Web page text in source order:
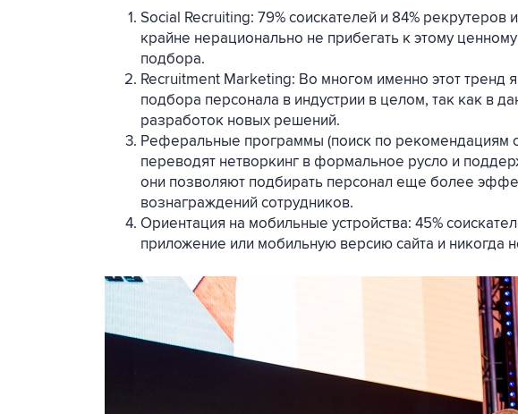
Social Recruiting: 79% соискателей и 84% рекрутеров
крайне нерационально не прибегать к этому
подбора.
Recruitment Marketing: Во многом именно этот тренд
подбора персонала в индустрии в целом, так как в
разработок новых решений.
Реферальные программы (поиск по рекомендациям
переводят нетворкинг в формальное русло и
они позволяют подбирать персонал еще более
вознаграждений сотрудников.
Ориентация на мобильные устройства: 45%
приложение или мобильную версию сайта и никогда